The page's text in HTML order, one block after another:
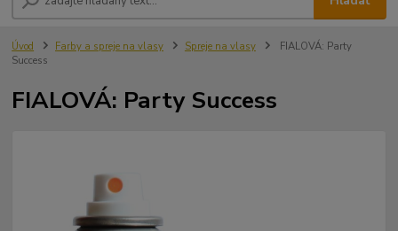
Úvod Farby a spreje na vlasy Spreje na vlasy
FIALOVÁ: Party
Success
FIALOVÁ: Party Success